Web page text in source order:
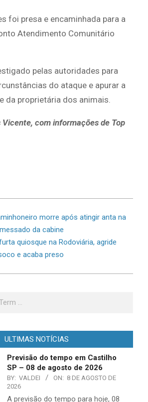
foi presa e encaminhada para a
Atendimento Comunitário
pelas autoridades para
do ataque e apurar a
da proprietária dos animais.
Vicente, com informações de Top
morre após atingir anta na
da cabine
quiosque na Rodoviária, agride
e acaba preso
ULTIMAS NOTÍCIAS
Previsão do tempo em Castilho
SP – 08 de agosto de 2026
BY: VALDEI ON: 8 DE AGOSTO DE
2026
A previsão do tempo para hoje, 08